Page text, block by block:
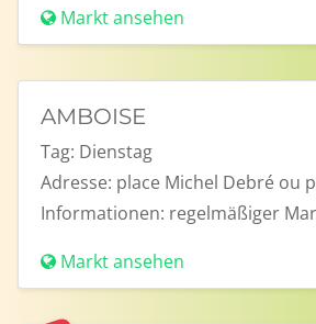
Markt ansehen
AMBOISE
Tag: Dienstag
Adresse: place Michel Debré ou
Informationen: regelmäßiger
Markt ansehen